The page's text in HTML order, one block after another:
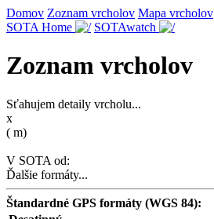
Domov Zoznam vrcholov Mapa vrcholov
SOTA Home
SOTAwatch
Zoznam vrcholov
Sťahujem detaily vrcholu...
x
( m)
V SOTA od:
Ďalšie formáty...
Štandardné GPS formáty (WGS 84):